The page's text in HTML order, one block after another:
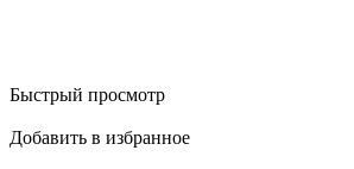
Быстрый просмотр
Добавить в избранное